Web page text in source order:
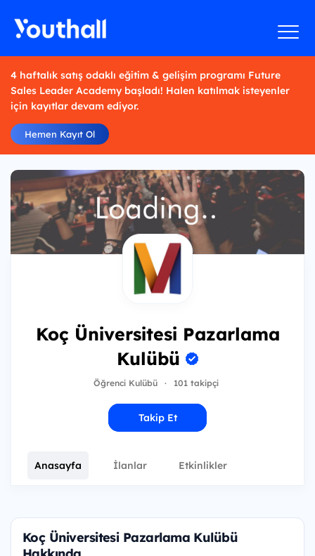
4 haftalık satış odaklı eğitim & gelişim programı Future
Sales Leader Academy başladı! Halen katılmak isteyenler
için kayıtlar devam ediyor.
Hemen Kayıt Ol
Koç Üniversitesi Pazarlama
Kulübü
Öğrenci Kulübü · 101 takipçi
Takip Et
Anasayfa İlanlar Etkinlikler
Koç Üniversitesi Pazarlama Kulübü